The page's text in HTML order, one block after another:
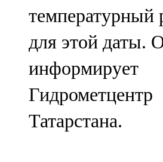
107,8 FM
Теләче
106,1 FM
Түбән Кама
102,6 FM
температурный
для этой даты.
информирует
Гидрометцентр
Татарстана.